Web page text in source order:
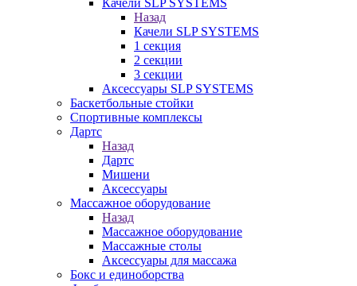
Качели SLP SYSTEMS
Назад
Качели SLP SYSTEMS
1 секция
2 секции
3 секции
Аксессуары SLP SYSTEMS
Баскетбольные стойки
Спортивные комплексы
Дартс
Назад
Дартс
Мишени
Аксессуары
Массажное оборудование
Назад
Массажное оборудование
Массажные столы
Аксессуары для массажа
Бокс и единоборства